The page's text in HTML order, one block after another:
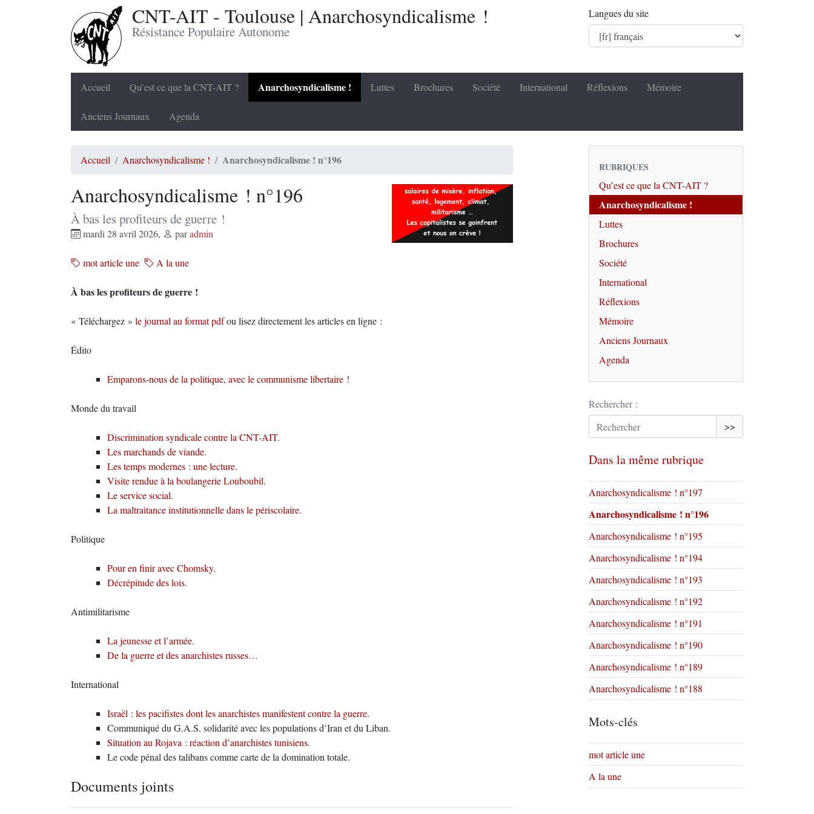
CNT-AIT - Toulouse | Anarchosyndicalisme !
Résistance Populaire Autonome
Langues du site
Accueil Qu’est ce que la CNT-AIT ? Anarchosyndicalisme ! Luttes Brochures Société International Réflexions Mémoire
Anciens Journaux Agenda
Accueil Anarchosyndicalisme ! Anarchosyndicalisme ! n°196
Anarchosyndicalisme ! n°196
À bas les profiteurs de guerre !
mardi 28 avril 2026, paradmin
mot article une A la une
À bas les profiteurs de guerre !
« Téléchargez » le journal au format pdfou lisez directement les articles en ligne :
Édito
Emparons-nous de la politique, avec le communisme libertaire !
Monde du travail
Discrimination syndicale contre la CNT-AIT.
Les marchands de viande.
Les temps modernes : une lecture.
Visite rendue à la boulangerie Louboubil.
Le service social.
La maltraitance institutionnelle dans le périscolaire.
Politique
Pour en finir avec Chomsky.
Décrépitude des lois.
Antimilitarisme
La jeunesse et l’armée.
De la guerre et des anarchistes russes…
International
Israël : les pacifistes dont les anarchistes manifestent contre la guerre.
Communiqué du G.A.S. solidarité avec les populations d’Iran et du Liban.
Situation au Rojava : réaction d’anarchistes tunisiens.
Le code pénal des talibans comme carte de la domination totale.
Documents joints
RUBRIQUES
Qu’est ce que la CNT-AIT ?
Anarchosyndicalisme !
Luttes
Brochures
Société
International
Réflexions
Mémoire
Anciens Journaux
Agenda
Rechercher :
>>
Dans la même rubrique
Anarchosyndicalisme ! n°197
Anarchosyndicalisme ! n°196
Anarchosyndicalisme ! n°195
Anarchosyndicalisme ! n°194
Anarchosyndicalisme ! n°193
Anarchosyndicalisme ! n°192
Anarchosyndicalisme ! n°191
Anarchosyndicalisme ! n°190
Anarchosyndicalisme ! n°189
Anarchosyndicalisme ! n°188
Mots-clés
mot article une
A la une